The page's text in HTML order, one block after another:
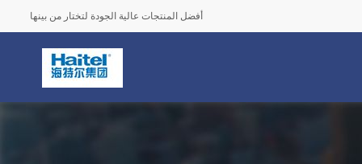
أفضل المنتجات عالية الجودة لتختار من بينها